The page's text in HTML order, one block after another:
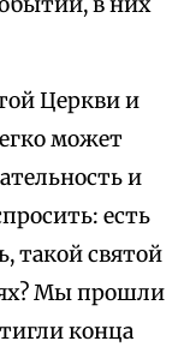
Церкви и
может
и
есть
такой святой
Мы прошли
конца